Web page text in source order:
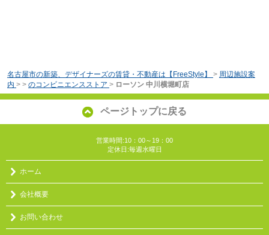
名古屋市の新築、デザイナーズの賃貸・不動産は【FreeStyle】 > 周辺施設案
内 > > のコンビニエンスストア > ローソン 中川横堀町店
ページトップに戻る
営業時間:10：00～19：00
定休日:毎週水曜日
ホーム
会社概要
お問い合わせ